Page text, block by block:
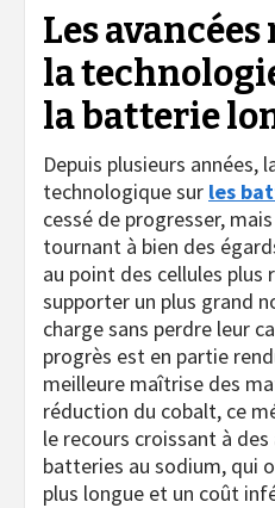
Les
la
la batterie
Depuis plusieurs années,
technologique sur les
cessé de progresser,
tournant à bien des
au point des cellules plus
supporter un plus grand
charge sans perdre leur
progrès est en partie
meilleure maîtrise des
réduction du cobalt, ce
le recours croissant à
batteries au sodium, qui
plus longue et un coût